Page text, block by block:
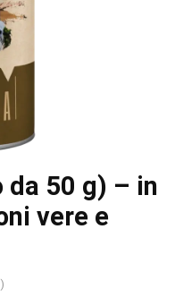
da 50 g) – in
vere e